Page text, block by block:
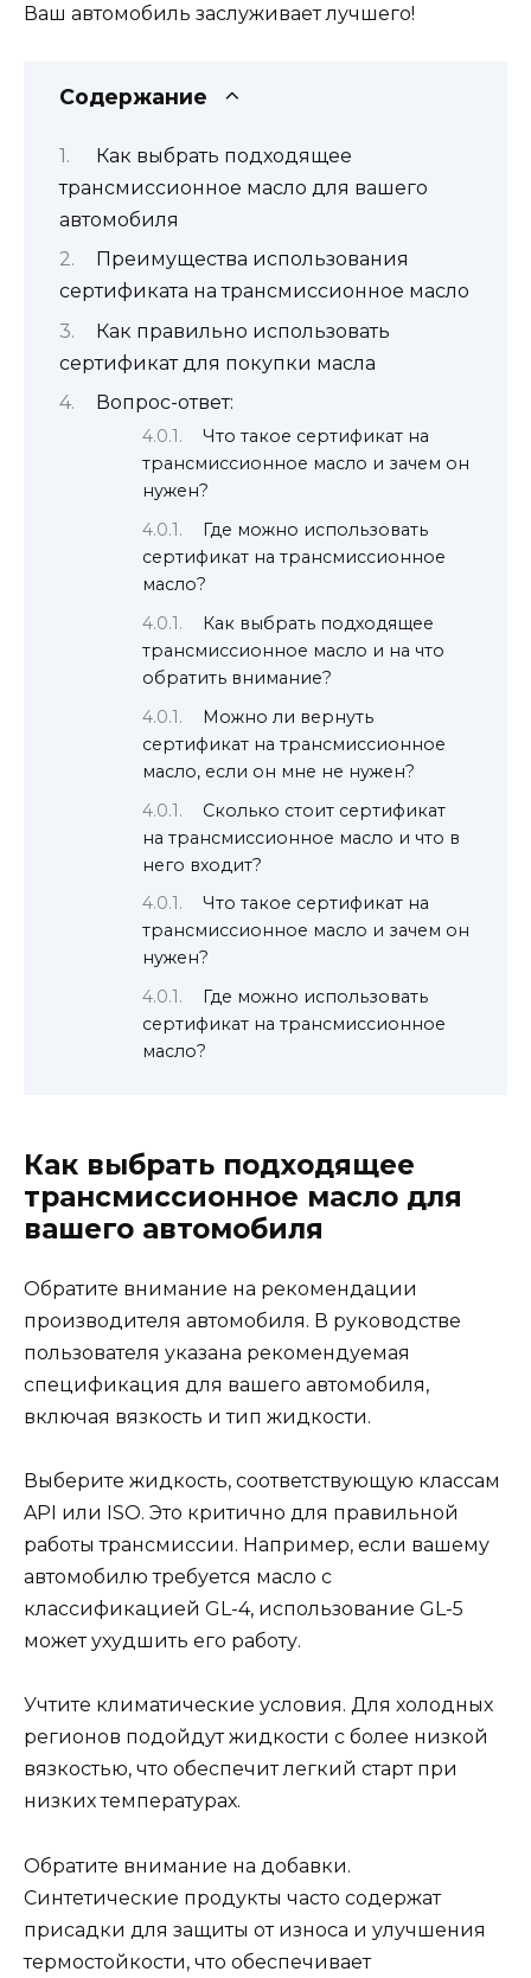
Ваш автомобиль заслуживает лучшего!
Содержание
Как выбрать подходящее
трансмиссионное масло для вашего
автомобиля
Преимущества использования
сертификата на трансмиссионное масло
Как правильно использовать
сертификат для покупки масла
Вопрос-ответ:
Что такое сертификат на
трансмиссионное масло и зачем он
нужен?
Где можно использовать
сертификат на трансмиссионное
масло?
Как выбрать подходящее
трансмиссионное масло и на что
обратить внимание?
Можно ли вернуть
сертификат на трансмиссионное
масло, если он мне не нужен?
Сколько стоит сертификат
на трансмиссионное масло и что в
него входит?
Что такое сертификат на
трансмиссионное масло и зачем он
нужен?
Где можно использовать
сертификат на трансмиссионное
масло?
Как выбрать подходящее
трансмиссионное масло для
вашего автомобиля
Обратите внимание на рекомендации
производителя автомобиля. В руководстве
пользователя указана рекомендуемая
спецификация для вашего автомобиля,
включая вязкость и тип жидкости.
Выберите жидкость, соответствующую классам
API или ISO. Это критично для правильной
работы трансмиссии. Например, если вашему
автомобилю требуется масло с
классификацией GL-4, использование GL-5
может ухудшить его работу.
Учтите климатические условия. Для холодных
регионов подойдут жидкости с более низкой
вязкостью, что обеспечит легкий старт при
низких температурах.
Обратите внимание на добавки.
Синтетические продукты часто содержат
присадки для защиты от износа и улучшения
термостойкости, что обеспечивает